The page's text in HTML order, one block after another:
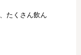
たくさん飲ん